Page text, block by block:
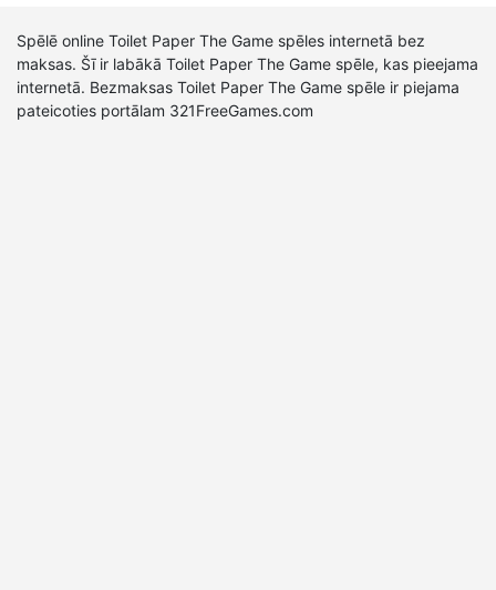
Spēlē online Toilet Paper The Game spēles internetā bez
maksas. Šī ir labākā Toilet Paper The Game spēle, kas pieejama
internetā. Bezmaksas Toilet Paper The Game spēle ir piejama
pateicoties portālam 321FreeGames.com